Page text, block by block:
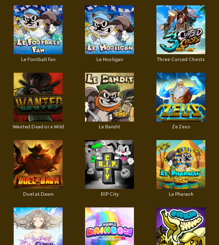
Le Football Fan Le Hooligan Three Cursed Chests
Wanted Dead or a Wild Le Bandit Ze Zeus
Duel at Dawn RIP City Le Pharaoh